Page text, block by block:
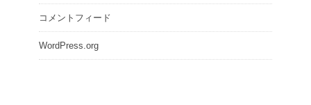
コメントフィード
WordPress.org